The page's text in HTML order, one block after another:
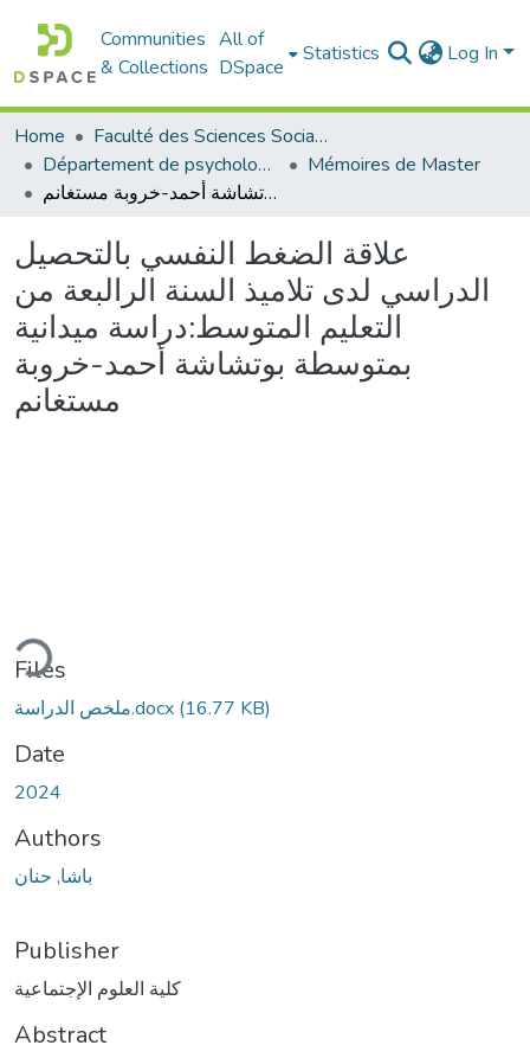
Communities
& Collections
All of
DSpace
Statistics Log In
Home
Faculté des Sciences Sociales
Département de psychologie
Mémoires de Master
علاقة الضغط النفسي بالتحصيل الدراسي لدى تلاميذ السنة الرالبعة من التعليم المتوسط:دراسة ميدانية بمتوسطة بوتشاشة أحمد-خروبة مستغانم
علاقة الضغط النفسي بالتحصيل
الدراسي لدى تلاميذ السنة الرالبعة من
التعليم المتوسط:دراسة ميدانية
بمتوسطة بوتشاشة أحمد-خروبة
مستغانم
Files
ملخص الدراسة.docx (16.77 KB)
Date
2024
Authors
باشا, حنان
Publisher
كلية العلوم الإجتماعية
Abstract